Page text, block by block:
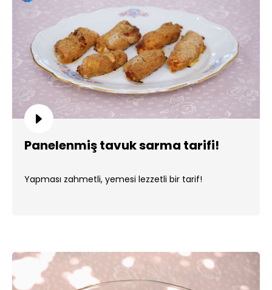
Panelenmiş tavuk sarma tarifi!
Yapması zahmetli, yemesi lezzetli bir tarif!